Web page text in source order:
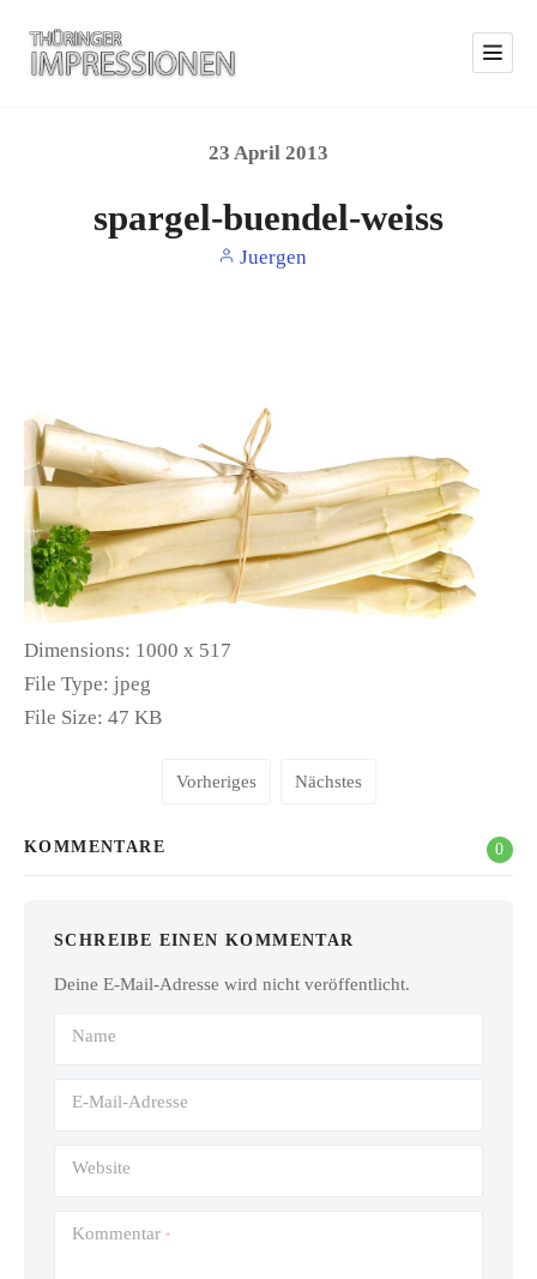
23 April 2013
spargel-buendel-weiss
Juergen
Dimensions: 1000 x 517
File Type: jpeg
File Size: 47 KB
Vorheriges Nächstes
KOMMENTARE 0
SCHREIBE EINEN KOMMENTAR
Deine E-Mail-Adresse wird nicht veröffentlicht.
Name
E-Mail-Adresse
Website
Kommentar *